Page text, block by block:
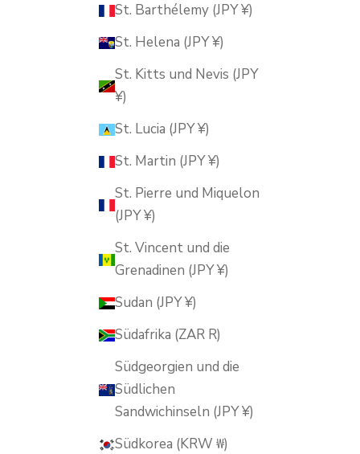
St. Barthélemy (JPY ¥)
St. Helena (JPY ¥)
St. Kitts und Nevis (JPY
¥)
St. Lucia (JPY ¥)
St. Martin (JPY ¥)
St. Pierre und Miquelon
(JPY ¥)
St. Vincent und die
Grenadinen (JPY ¥)
Sudan (JPY ¥)
Südafrika (ZAR R)
Südgeorgien und die
Südlichen
Sandwichinseln (JPY ¥)
Südkorea (KRW ₩)